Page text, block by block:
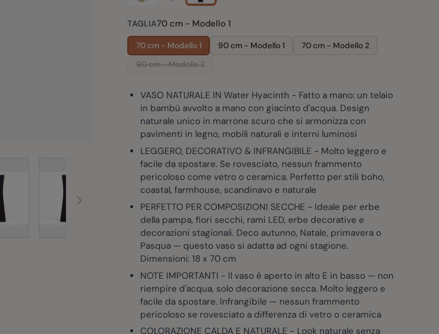
View larger imageView larger imageView larger image
View larger imageView larger imageView larger image
TAGLIA70 cm - Modello 1
70 cm - Modello 1 90 cm - Modello 1
70 cm - Modello 2
90 cm - Modello 2
VASO NATURALE IN Water Hyacinth - Fatto a mano: un telaio
in bambù avvolto a mano con giacinto d'acqua. Design
naturale unico in marrone scuro che si armonizza con
pavimenti in legno, mobili naturali e interni luminosi
LEGGERO, DECORATIVO & INFRANGIBILE - Molto leggero e
facile da spostare. Se rovesciato, nessun frammento
pericoloso come vetro o ceramica. Perfetto per stili boho,
coastal, farmhouse, scandinavo e naturale
PERFETTO PER COMPOSIZIONI SECCHE - Ideale per erbe
della pampa, fiori secchi, rami LED, erbe decorative e
decorazioni stagionali. Deco autunno, Natale, primavera o
Pasqua — questo vaso si adatta ad ogni stagione.
Dimensioni: 18 x 70 cm
NOTE IMPORTANTI - Il vaso è aperto in alto E in basso — non
riempire d'acqua, solo decorazione secca. Molto leggero e
facile da spostare. Infrangibile — nessun frammento
pericoloso se rovesciato a differenza di vetro o ceramica
COLORAZIONE CALDA E NATURALE - Look naturale senza